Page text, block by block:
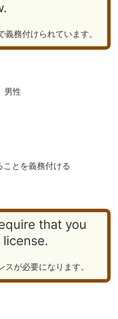
務付けられています。
ことを義務付ける
that you
が必要になります。